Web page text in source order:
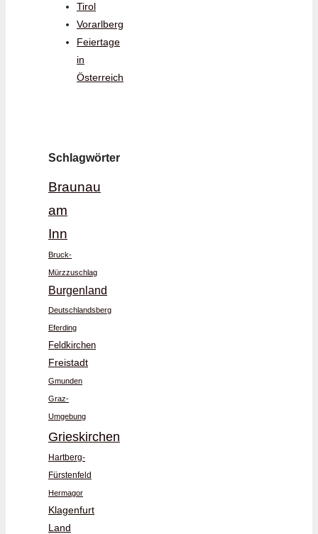
Tirol
Vorarlberg
Feiertage
in
Österreich
Schlagwörter
Braunau
am
Inn
Bruck-
Mürzzuschlag
Burgenland
Deutschlandsberg
Eferding
Feldkirchen
Freistadt
Gmunden
Graz-
Umgebung
Grieskirchen
Hartberg-
Fürstenfeld
Hermagor
Klagenfurt
Land